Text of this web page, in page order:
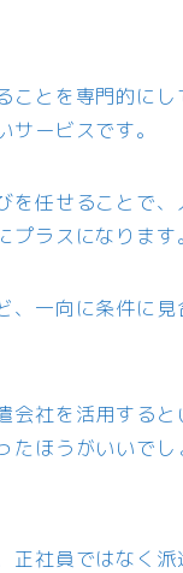
ことを専門的に
ービスです。
を任せることで
ラスになります。
、一向に条件に
会社を活用する
ほうがいいでし
正社員ではなく